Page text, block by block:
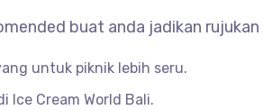
buat anda jadikan rujukan
untuk piknik lebih seru.
Cream World Bali.